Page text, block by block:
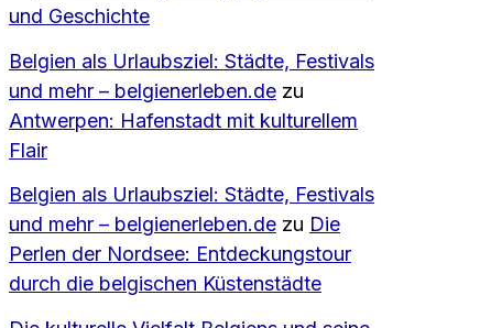
und Geschichte
Belgien als Urlaubsziel: Städte, Festivals
und mehr – belgienerleben.de zu
Antwerpen: Hafenstadt mit kulturellem
Flair
Belgien als Urlaubsziel: Städte, Festivals
und mehr – belgienerleben.de zu Die
Perlen der Nordsee: Entdeckungstour
durch die belgischen Küstenstädte